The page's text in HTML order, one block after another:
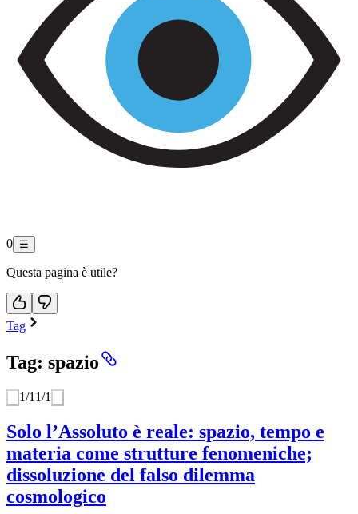
0 ☰
Questa pagina è utile?
Tag
Tag: spazio
1/1 1/1
Solo l’Assoluto è reale: spazio, tempo e
materia come strutture fenomeniche;
dissoluzione del falso dilemma
cosmologico